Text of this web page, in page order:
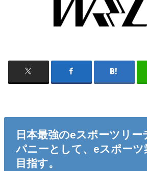
日本最強のeスポーツリ
パニーとして、eスポーツ
目指す。